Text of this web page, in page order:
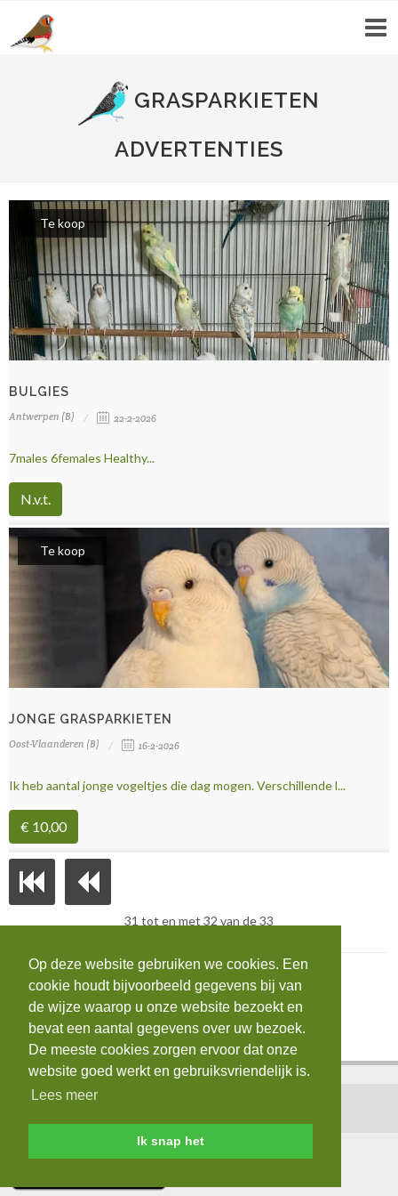
Op deze website gebruiken we cookies. Een
cookie houdt bijvoorbeeld gegevens bij van
de wijze waarop u onze website bezoekt en
bevat een aantal gegevens over uw bezoek.
De meeste cookies zorgen ervoor dat onze
website goed werkt en gebruiksvriendelijk is.
Lees meer
Ik snap het
GRASPARKIETEN
ADVERTENTIES
Te koop
BULGIES
Antwerpen (B) 22-2-2026
7males 6females Healthy...
N.v.t.
Te koop
JONGE GRASPARKIETEN
Oost-Vlaanderen (B) 16-2-2026
Ik heb aantal jonge vogeltjes die dag mogen. Verschillende l...
€ 10,00
31 tot en met 32 van de 33
Home